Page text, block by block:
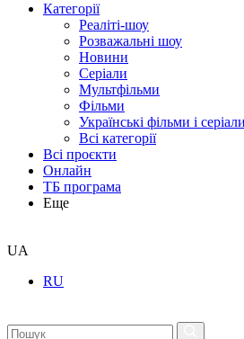
Категорії
Реаліті-шоу
Розважальні шоу
Новини
Серіали
Мультфільми
Фільми
Українські фільми і серіали
Всі категорії
Всі проєкти
Онлайн
ТБ програма
Еще
UA
RU